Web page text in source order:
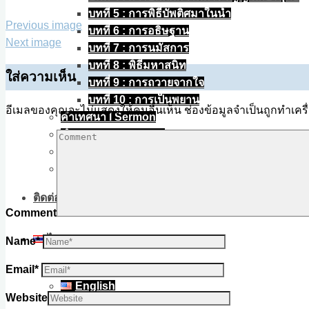
บทที่ 5 : การพิธีบัพติศมาในน้ำ
บทที่ 6 : การอธิษฐาน
บทที่ 7 : การนมัสการ
บทที่ 8 : พิธีมหาสนิท
บทที่ 9 : การถวายจากใจ
บทที่ 10 : การเป็นพยาน
คำเทศนา l Sermon
คำพยาน l Testimony
ติดต่อ
ไทย
English
Previous image
Next image
ใส่ความเห็น
อีเมลของคุณจะไม่แสดงให้คนอื่นเห็น ช่องข้อมูลจำเป็นถูกทำเค
Comment
Name*
Email *
Website